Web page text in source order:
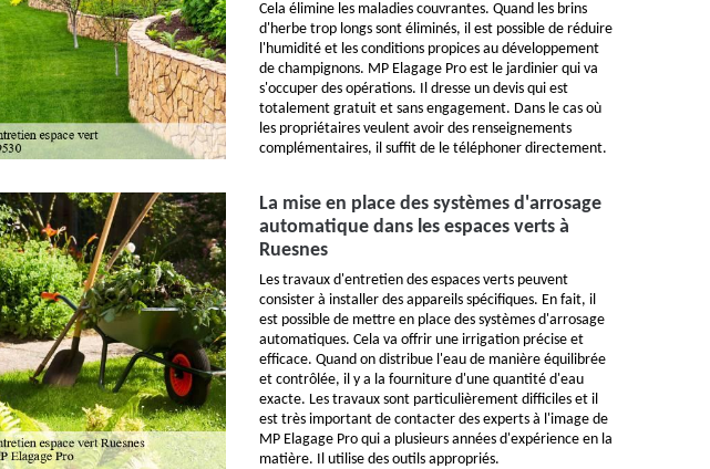
Cela élimine les maladies couvrantes. Quand les brins
d'herbe trop longs sont éliminés, il est possible de réduire
l'humidité et les conditions propices au développement
de champignons. MP Elagage Pro est le jardinier qui va
s'occuper des opérations. Il dresse un devis qui est
totalement gratuit et sans engagement. Dans le cas où
les propriétaires veulent avoir des renseignements
complémentaires, il suffit de le téléphoner directement.
La mise en place des systèmes d'arrosage
automatique dans les espaces verts à
Ruesnes
Les travaux d'entretien des espaces verts peuvent
consister à installer des appareils spécifiques. En fait, il
est possible de mettre en place des systèmes d'arrosage
automatiques. Cela va offrir une irrigation précise et
efficace. Quand on distribue l'eau de manière équilibrée
et contrôlée, il y a la fourniture d'une quantité d'eau
exacte. Les travaux sont particulièrement difficiles et il
est très important de contacter des experts à l'image de
MP Elagage Pro qui a plusieurs années d'expérience en la
matière. Il utilise des outils appropriés.